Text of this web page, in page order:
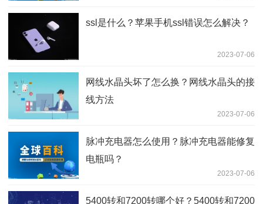
ssl是什么？苹果手机ssl错误怎么解决？
2023-07-06
网线水晶头坏了怎么换？网线水晶头的接
线方法
2023-07-06
脉冲充电器怎么使用？脉冲充电器能修复
电瓶吗？
2023-07-06
5400转和7200转哪个好？5400转和7200